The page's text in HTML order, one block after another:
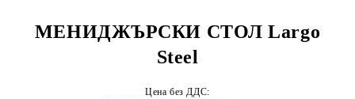
МЕНИДЖЪРСКИ СТОЛ Largo
Steel
Цена без ДДС: